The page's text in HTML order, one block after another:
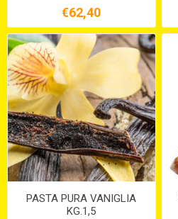
€62,40
PASTA PURA VANIGLIA
KG.1,5